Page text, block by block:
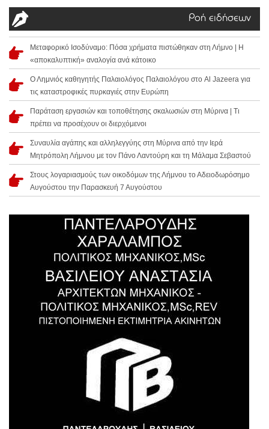
Ροή ειδήσεων
Μεταφορικό Ισοδύναμο: Πόσα χρήματα πιστώθηκαν στη Λήμνο | Η
«αποκαλυπτική» αναλογία ανά κάτοικο
Ο Λημνιός καθηγητής Παλαιολόγος Παλαιολόγου στο Al Jazeera για
τις καταστροφικές πυρκαγιές στην Ευρώπη
Παράταση εργασιών και τοποθέτησης σκαλωσιών στη Μύρινα | Τι
πρέπει να προσέχουν οι διερχόμενοι
Συναυλία αγάπης και αλληλεγγύης στη Μύρινα από την Ιερά
Μητρόπολη Λήμνου με τον Πάνο Λαντούρη και τη Μάλαμα Σεβαστού
Στους λογαριασμούς των οικοδόμων της Λήμνου το Αδειοδωρόσημο
Αυγούστου την Παρασκευή 7 Αυγούστου